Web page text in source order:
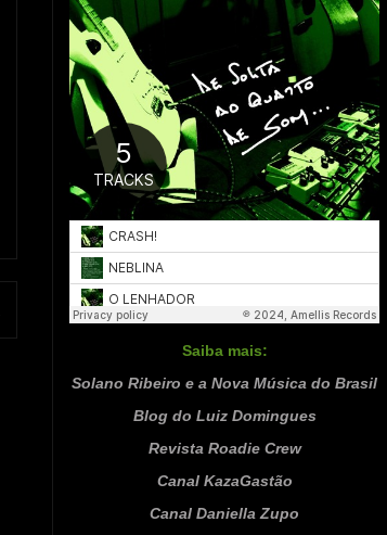
Saiba mais:
Solano Ribeiro e a Nova Música do Brasil
Blog do Luiz Domingues
Revista Roadie Crew
Canal KazaGastão
Canal Daniella Zupo